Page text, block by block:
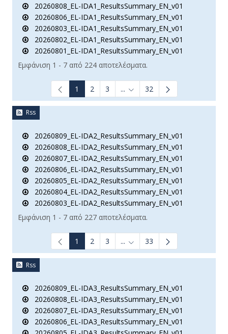
20260808_EL-IDA1_ResultsSummary_EN_v01
20260806_EL-IDA1_ResultsSummary_EN_v01
20260803_EL-IDA1_ResultsSummary_EN_v01
20260802_EL-IDA1_ResultsSummary_EN_v01
20260801_EL-IDA1_ResultsSummary_EN_v01
Εμφάνιση 1 - 7 από 224 αποτελέσματα.
1 2 3 ... Ενδιάμεσες σελίδες Use
32
Rss
20260809_EL-IDA2_ResultsSummary_EN_v01
20260808_EL-IDA2_ResultsSummary_EN_v01
20260807_EL-IDA2_ResultsSummary_EN_v01
20260806_EL-IDA2_ResultsSummary_EN_v01
20260805_EL-IDA2_ResultsSummary_EN_v01
20260804_EL-IDA2_ResultsSummary_EN_v01
20260803_EL-IDA2_ResultsSummary_EN_v01
Εμφάνιση 1 - 7 από 227 αποτελέσματα.
1 2 3 ... Ενδιάμεσες σελίδες Use
33
Rss
20260809_EL-IDA3_ResultsSummary_EN_v01
20260808_EL-IDA3_ResultsSummary_EN_v01
20260807_EL-IDA3_ResultsSummary_EN_v01
20260806_EL-IDA3_ResultsSummary_EN_v01